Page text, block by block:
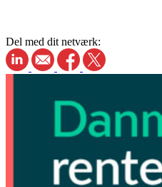
Del med dit netværk: